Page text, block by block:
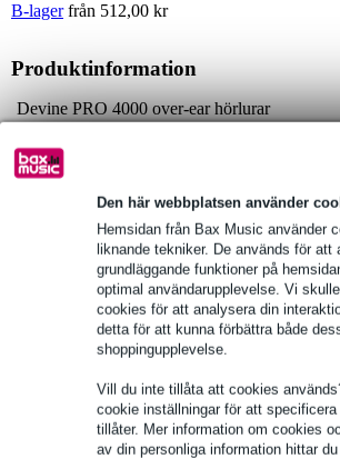
Den här webbplatsen använder
Hemsidan från Bax Music använder
liknande tekniker. De används för att
grundläggande funktioner på
optimal användarupplevelse. Vi
cookies för att analysera din
detta för att kunna förbättra både
shoppingupplevelse.
Vill du inte tillåta att cookies
cookie inställningar för att
tillåter. Mer information om cookies
av din personliga information hittar
B-lagerfrån 512,00 kr
Produktinformation
Devine PRO 4000 over-ear hörlurar
täcker öronen
Fullständiga specifikationer
Se även (1)